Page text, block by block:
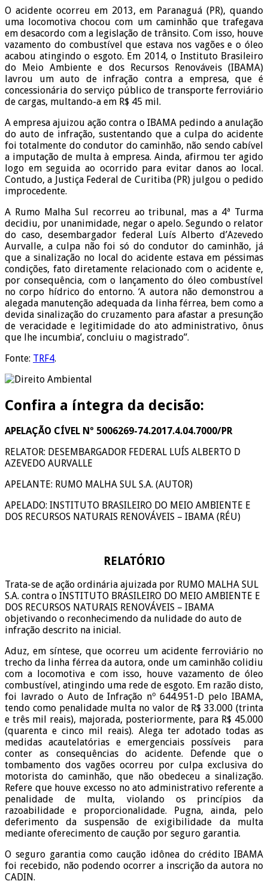
O acidente ocorreu em 2013, em Paranaguá (PR), quando
uma locomotiva chocou com um caminhão que trafegava
em desacordo com a legislação de trânsito. Com isso, houve
vazamento do combustível que estava nos vagões e o óleo
acabou atingindo o esgoto. Em 2014, o Instituto Brasileiro
do Meio Ambiente e dos Recursos Renováveis (IBAMA)
lavrou um auto de infração contra a empresa, que é
concessionária do serviço público de transporte ferroviário
de cargas, multando-a em R$ 45 mil.
A empresa ajuizou ação contra o IBAMA pedindo a anulação
do auto de infração, sustentando que a culpa do acidente
foi totalmente do condutor do caminhão, não sendo cabível
a imputação de multa à empresa. Ainda, afirmou ter agido
logo em seguida ao ocorrido para evitar danos ao local.
Contudo, a Justiça Federal de Curitiba (PR) julgou o pedido
improcedente.
A Rumo Malha Sul recorreu ao tribunal, mas a 4ª Turma
decidiu, por unanimidade, negar o apelo. Segundo o relator
do caso, desembargador federal Luís Alberto d’Azevedo
Aurvalle, a culpa não foi só do condutor do caminhão, já
que a sinalização no local do acidente estava em péssimas
condições, fato diretamente relacionado com o acidente e,
por consequência, com o lançamento do óleo combustível
no corpo hídrico do entorno. ‘A autora não demonstrou a
alegada manutenção adequada da linha férrea, bem como a
devida sinalização do cruzamento para afastar a presunção
de veracidade e legitimidade do ato administrativo, ônus
que lhe incumbia’, concluiu o magistrado”.
Fonte: TRF4.
Confira a íntegra da decisão:
APELAÇÃO CÍVEL Nº 5006269-74.2017.4.04.7000/PR
RELATOR: DESEMBARGADOR FEDERAL LUÍS ALBERTO D
AZEVEDO AURVALLE
APELANTE: RUMO MALHA SUL S.A. (AUTOR)
APELADO: INSTITUTO BRASILEIRO DO MEIO AMBIENTE E
DOS RECURSOS NATURAIS RENOVÁVEIS – IBAMA (RÉU)
RELATÓRIO
Trata-se de ação ordinária ajuizada por RUMO MALHA SUL
S.A. contra o INSTITUTO BRASILEIRO DO MEIO AMBIENTE E
DOS RECURSOS NATURAIS RENOVÁVEIS – IBAMA
objetivando o reconhecimendo da nulidade do auto de
infração descrito na inicial.
Aduz, em síntese, que ocorreu um acidente ferroviário no
trecho da linha férrea da autora, onde um caminhão colidiu
com a locomotiva e com isso, houve vazamento de óleo
combustível, atingindo uma rede de esgoto. Em razão disto,
foi lavrado o Auto de Infração nº 644.951-D pelo IBAMA,
tendo como penalidade multa no valor de R$ 33.000 (trinta
e três mil reais), majorada, posteriormente, para R$ 45.000
(quarenta e cinco mil reais). Alega ter adotado todas as
medidas acautelatórias e emergenciais possíveis para
conter as consequências do acidente. Defende que o
tombamento dos vagões ocorreu por culpa exclusiva do
motorista do caminhão, que não obedeceu a sinalização.
Refere que houve excesso no ato administrativo referente a
penalidade de multa, violando os princípios da
razoabilidade e proporcionalidade. Pugna, ainda, pelo
deferimento da suspensão de exigibilidade da multa
mediante oferecimento de caução por seguro garantia.
O seguro garantia como caução idônea do crédito IBAMA
foi recebido, não podendo ocorrer a inscrição da autora no
CADIN.